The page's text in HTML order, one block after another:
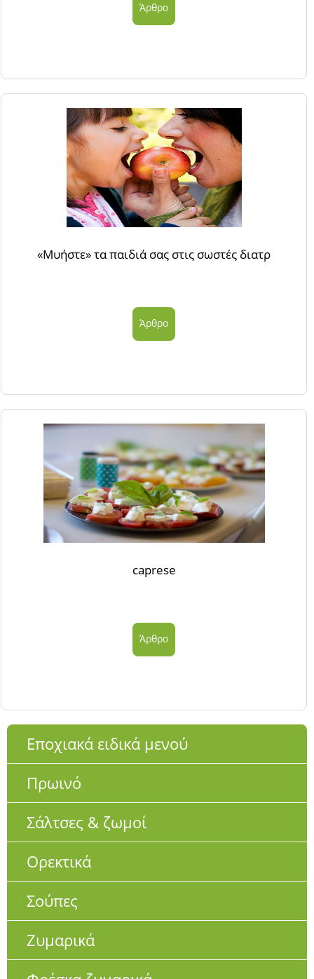
Άρθρο
«Μυήστε» τα παιδιά σας στις σωστές διατρ
Άρθρο
caprese
Άρθρο
Εποχιακά ειδικά μενού
Πρωινό
Σάλτσες & ζωμοί
Ορεκτικά
Σούπες
Ζυμαρικά